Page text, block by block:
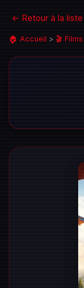
← Retour à la liste
🏠 Accueil > 🎬 Films